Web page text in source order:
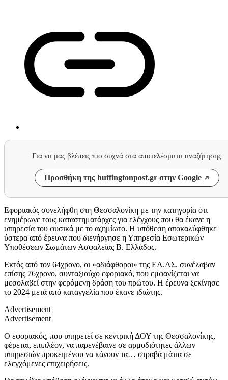
Για να μας βλέπεις πιο συχνά στα αποτελέσματα αναζήτησης
Προσθήκη της huffingtonpost.gr στην Google
Εφοριακός συνελήφθη στη Θεσσαλονίκη με την κατηγορία ότι
ενημέρωνε τους καταστηματάρχες για ελέγχους που θα έκανε η
υπηρεσία του φυσικά με το αζημίωτο. Η υπόθεση αποκαλύφθηκε
ύστερα από έρευνα που διενήργησε η Υπηρεσία Εσωτερικών
Υποθέσεων Σωμάτων Ασφαλείας Β. Ελλάδος.
Εκτός από τον 64χρονο, οι «αδιάφθοροι» της ΕΛ.ΑΣ. συνέλαβαν
επίσης 76χρονο, συνταξιούχο εφοριακό, που εμφανίζεται να
μεσολαβεί στην φερόμενη δράση του πρώτου. Η έρευνα ξεκίνησε
το 2024 μετά από καταγγελία που έκανε ιδιώτης.
Advertisement
Advertisement
Ο εφοριακός, που υπηρετεί σε κεντρική ΔΟΥ της Θεσσαλονίκης,
φέρεται, επιπλέον, να παρενέβαινε σε αρμοδιότητες άλλων
υπηρεσιών προκειμένου να κάνουν τα… στραβά μάτια σε
ελεγχόμενες επιχειρήσεις.